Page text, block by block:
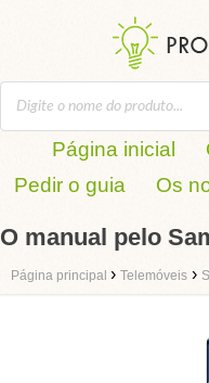
Página inicial
Pedir o guia
Os
O manual pelo
Página principal › Telemóveis ›